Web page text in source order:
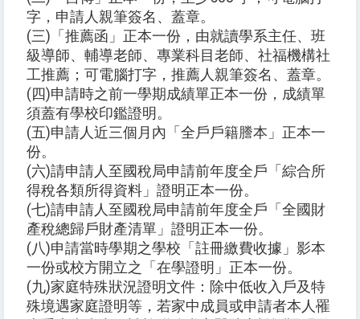
字，申請人親筆簽名、蓋章。
(三)「推薦函」正本一份，由就讀學系主任、班
級導師、輔導老師、專業科目老師、社福機構社
工推薦；可電腦打字，推薦人親筆簽名、蓋章。
(四)申請時之前一學期成績單正本一份，成績單
須蓋有學校印鑑證明。
(五)申請人近三個月內「全戶戶籍謄本」正本一
份。
(六)請申請人至國稅局申請前年度全戶「綜合所
得稅各類所得資料」證明正本一份。
(七)請申請人至國稅局申請前年度全戶「全國財
產稅總歸戶財產清單」證明正本一份。
(八)申請當時學期之學校「註冊繳費收據」影本
一份或校方開立之「在學證明」正本一份。
(九)家庭特殊狀況證明文件：除中低收入戶及特
殊境遇家庭證明等，若家中成員或申請者本人罹